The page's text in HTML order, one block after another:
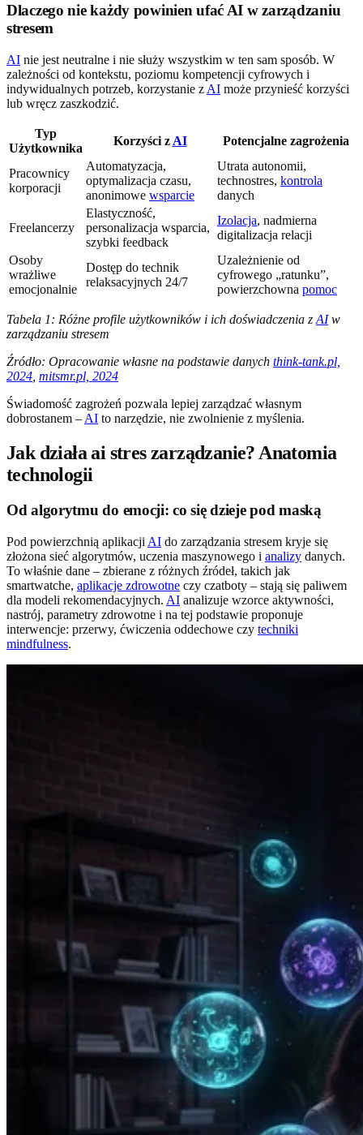
Dlaczego nie każdy powinien ufać AI w zarządzaniu
stresem
AI nie jest neutralne i nie służy wszystkim w ten sam sposób. W
zależności od kontekstu, poziomu kompetencji cyfrowych i
indywidualnych potrzeb, korzystanie z AI może przynieść korzyści
lub wręcz zaszkodzić.
Typ
Użytkownika
Korzyści z AI Potencjalne zagrożenia
Pracownicy
korporacji
Automatyzacja,
optymalizacja czasu,
anonimowe wsparcie
Utrata autonomii,
technostres, kontrola
danych
Freelancerzy
Elastyczność,
personalizacja wsparcia,
szybki feedback
Izolacja, nadmierna
digitalizacja relacji
Osoby
wrażliwe
emocjonalnie
Dostęp do technik
relaksacyjnych 24/7
Uzależnienie od
cyfrowego „ratunku”,
powierzchowna pomoc
Tabela 1: Różne profile użytkowników i ich doświadczenia z AIw
zarządzaniu stresem
Źródło: Opracowanie własne na podstawie danych think-tank.pl,
2024 mitsmr.pl, 2024
Świadomość zagrożeń pozwala lepiej zarządzać własnym
dobrostanem – AI to narzędzie, nie zwolnienie z myślenia.
Jak działa ai stres zarządzanie? Anatomia
technologii
Od algorytmu do emocji: co się dzieje pod maską
Pod powierzchnią aplikacji AI do zarządzania stresem kryje się
złożona sieć algorytmów, uczenia maszynowego i analizy danych.
To właśnie dane – zbierane z różnych źródeł, takich jak
smartwatche, aplikacje zdrowotne czy czatboty – stają się paliwem
dla modeli rekomendacyjnych. AI analizuje wzorce aktywności,
nastrój, parametry zdrowotne i na tej podstawie proponuje
interwencje: przerwy, ćwiczenia oddechowe czy techniki
mindfulness.